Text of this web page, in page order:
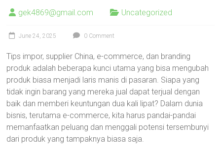
gek4869@gmail.com Uncategorized
June 24, 2025 0 Comment
Tips impor, supplier China, e-commerce, dan branding
produk adalah beberapa kunci utama yang bisa mengubah
produk biasa menjadi laris manis di pasaran. Siapa yang
tidak ingin barang yang mereka jual dapat terjual dengan
baik dan memberi keuntungan dua kali lipat? Dalam dunia
bisnis, terutama e-commerce, kita harus pandai-pandai
memanfaatkan peluang dan menggali potensi tersembunyi
dari produk yang tampaknya biasa saja.